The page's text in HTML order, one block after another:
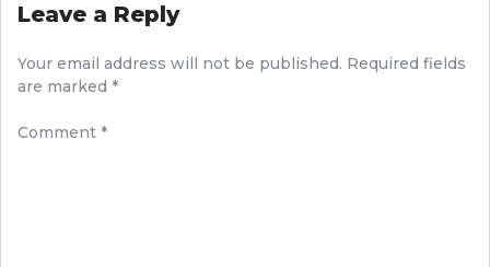
Leave a Reply
Your email address will not be published. Required fields
are marked *
Comment *